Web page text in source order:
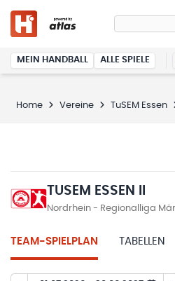
MEIN HANDBALL ALLE SPIELE
Home Vereine TuSEM Essen
TUSEM ESSEN II
Nordrhein - Regionalliga
TEAM-SPIELPLAN TABELLEN